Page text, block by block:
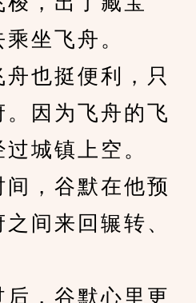
坐飞舟。
也挺便利，只
因为飞舟的飞
城镇上空。
，谷默在他预
间来回辗转、
，谷默心里更